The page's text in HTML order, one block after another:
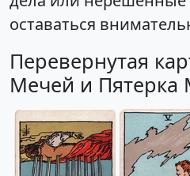
оставаться
Перевернутая
Мечей и Пятерка